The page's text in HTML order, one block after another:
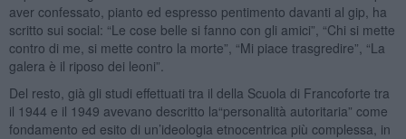
aver confessato, pianto ed espresso pentimento davanti al gip, ha
scritto sui social: “Le cose belle si fanno con gli amici”, “Chi si mette
contro di me, si mette contro la morte”, “Mi piace trasgredire”, “La
galera è il riposo dei leoni”.
Del resto, già gli studi effettuati tra il della Scuola di Francoforte tra
il 1944 e il 1949 avevano descritto la“personalità autoritaria” come
fondamento ed esito di un’ideologia etnocentrica più complessa, in